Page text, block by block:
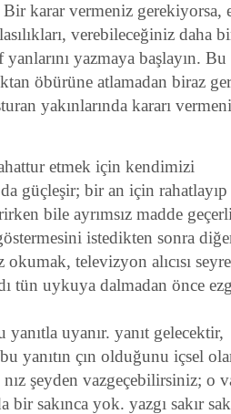
karar vermeniz gerekiyorsa,
verebileceğiniz daha
yazmaya başlayın.
öbürüne atlamadan biraz
yakınlarında kararı
etmek için kendimizi
güçleşir; bir an için
bile ayrımsız madde
istedikten sonra
okumak, televizyon alıcısı
tün uykuya dalmadan önce
yanıtla uyanır. yanıt gelecektir,
yanıtın çın olduğunu içsel
şeyden vazgeçebilirsiniz; o
sakınca yok. yazgı sakır